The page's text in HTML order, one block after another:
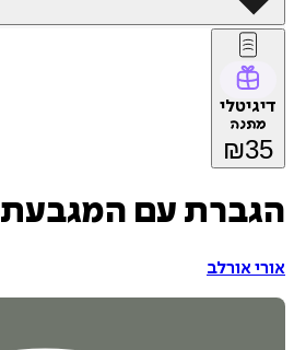
דיגיטלי
מתנה
₪35
הגברת עם המגבעת
אורי אורלב